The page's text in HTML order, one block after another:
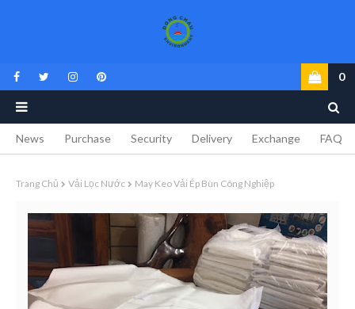
0
News Purchase Security Delivery Exchange FAQ
Trang Chủ Vải Lọc Nước May Keo Vải Ép Bùn Công Nghiệp